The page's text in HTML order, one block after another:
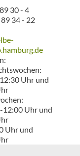
30 - 4
34 - 22
Uhr und
12:00 Uhr und
Uhr und